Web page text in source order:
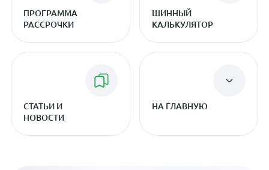
ПРОГРАММА
РАССРОЧКИ
ШИННЫЙ
КАЛЬКУЛЯТОР
СТАТЬИ И
НОВОСТИ
НА ГЛАВНУЮ